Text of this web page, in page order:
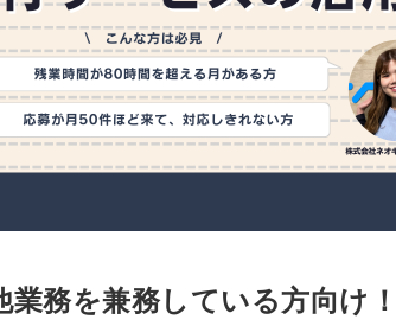
業務を兼務している方向け